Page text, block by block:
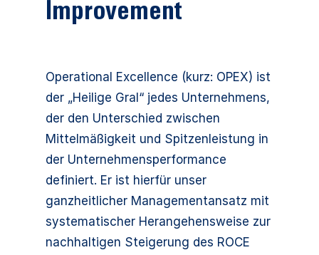
Improvement
Operational Excellence (kurz: OPEX) ist
der „Heilige Gral“ jedes Unternehmens,
der den Unterschied zwischen
Mittelmäßigkeit und Spitzenleistung in
der Unternehmensperformance
definiert. Er ist hierfür unser
ganzheitlicher Managementansatz mit
systematischer Herangehensweise zur
nachhaltigen Steigerung des ROCE